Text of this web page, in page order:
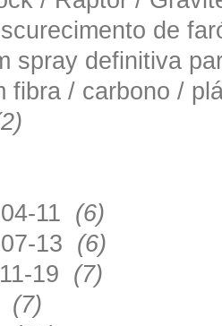
de
spray definitiva
fibra / carbono /
11 (6)
13 (6)
19 (7)
(7)